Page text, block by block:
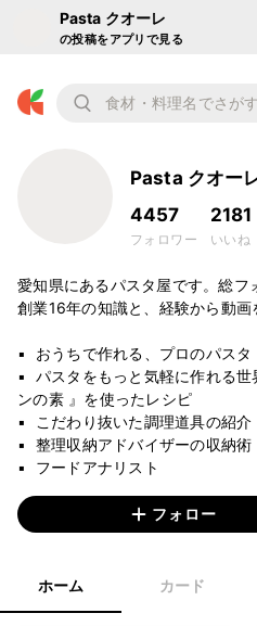
Pasta クオーレ
の投稿をアプリで見る
Pasta クオー
4457
フォロワー
2181
いいね
愛知県にあるパスタ屋です。総フ
創業16年の知識と、経験から動画
▪︎  おうちで作れる、プロのパスタ
▪︎  パスタをもっと気軽に作れる
ンの素 』を使ったレシピ
▪︎  こだわり抜いた調理道具の紹介
▪︎  整理収納アドバイザーの収納術
▪︎  フードアナリスト
フォロー
ホーム カード